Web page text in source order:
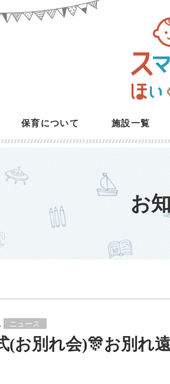
保育について 施設一覧
お
, ニュース
(お別れ会)🎊お別れ